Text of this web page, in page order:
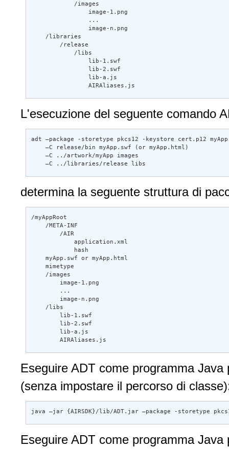
            /images
                image-1.png
                ...
                image-n.png
    /libraries
        /release
            /libs
                lib-1.swf
                lib-2.swf
                lib-a.js
                AIRAliases.js
L'esecuzione del seguente comando
adt –package -storetype pkcs12 -keystore cert.p12
    –C release/bin myApp.swf (or myApp.html)
    –C ../artwork/myApp images
    –C ../libraries/release libs
determina la seguente struttura di
/myAppRoot
    /META-INF
        /AIR
            application.xml
            hash
    myApp.swf or myApp.html
    mimetype
    /images
        image-1.png
        ...
        image-n.png
    /libs
        lib-1.swf
        lib-2.swf
        lib-a.js
        AIRAliases.js
Eseguire ADT come programma
(senza impostare il percorso di
java –jar {AIRSDK}/lib/ADT.jar –package -storetype
Eseguire ADT come programma